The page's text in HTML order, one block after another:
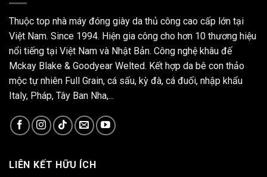
Thuộc top nhà máy đóng giày da thủ công cao cấp lớn tại
Việt Nam. Since 1994. Hiện gia công cho hơn 10 thương hiệu
nổi tiếng tại Việt Nam và Nhật Bản. Công nghệ khâu đế
Mckay Blake & Goodyear Welted. Kết hợp da bê con thảo
mộc tự nhiên Full Grain, cá sấu, kỳ đà, cá đuối, nhập khẩu
Italy, Pháp, Tây Ban Nha,...
LIÊN KẾT HỮU ÍCH